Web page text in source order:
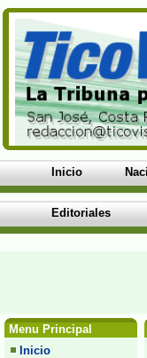
Inicio
Editoriales
Menu Principal
Inicio